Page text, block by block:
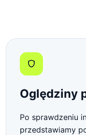
Oględziny
Po sprawdzeniu
przedstawiamy